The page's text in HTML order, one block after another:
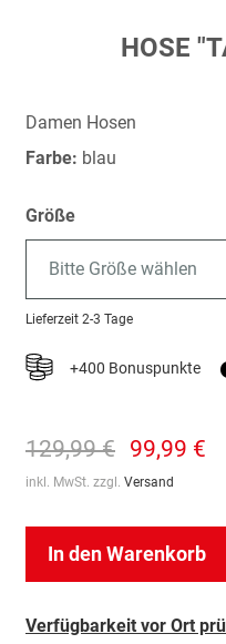
springen
HOSE
Damen Hosen
Farbe: blau
Größe
Bitte Größe wählen
Lieferzeit 2-3 Tage
+400 Bonuspunkte
129,99 € 99,99 €
inkl. MwSt. zzgl. Versand
In den Warenkorb
Verfügbarkeit vor Ort